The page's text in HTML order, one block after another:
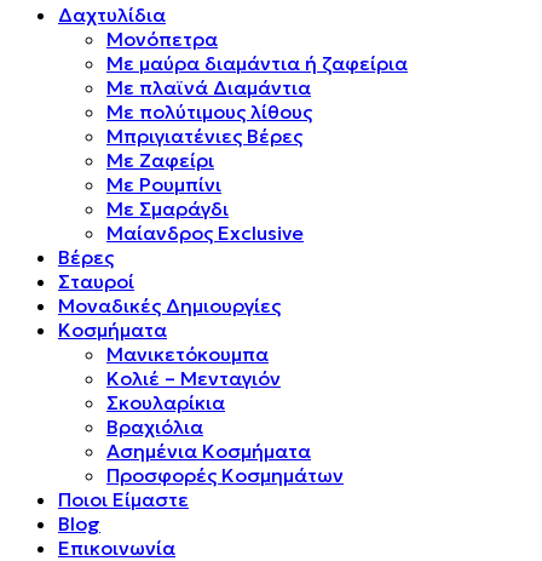
Δαχτυλίδια
Μονόπετρα
Mε μαύρα διαμάντια ή ζαφείρια
Mε πλαϊνά Διαμάντια
Mε πολύτιμους λίθους
Μπριγιατένιες Βέρες
Με Ζαφείρι
Με Ρουμπίνι
Με Σμαράγδι
Μαίανδρος Exclusive
Βέρες
Σταυροί
Μοναδικές Δημιουργίες
Κοσμήματα
Μανικετόκουμπα
Κολιέ – Μενταγιόν
Σκουλαρίκια
Βραχιόλια
Ασημένια Κοσμήματα
Προσφορές Κοσμημάτων
Ποιοι Είμαστε
Blog
Επικοινωνία